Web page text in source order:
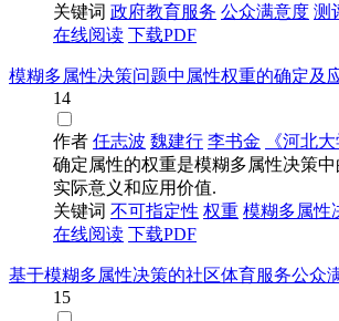
关键词 政府教育服务 公众满意度 测
在线阅读 下载PDF
模糊多属性决策问题中属性权重的确定及
14
作者 任志波 魏建行 李书金 《河北
确定属性的权重是模糊多属性决策
实际意义和应用价值.
关键词 不可指定性 权重 模糊多属性
在线阅读 下载PDF
基于模糊多属性决策的社区体育服务公众
15